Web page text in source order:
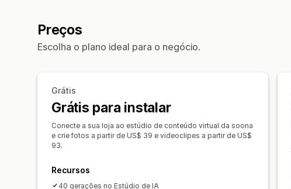
Preços
Escolha o plano ideal para o negócio.
Grátis
Grátis para instalar
Conecte a sua loja ao estúdio de conteúdo virtual da soona
e crie fotos a partir de US$ 39 e videoclipes a partir de US$
93.
Recursos
40 gerações no Estúdio de IA